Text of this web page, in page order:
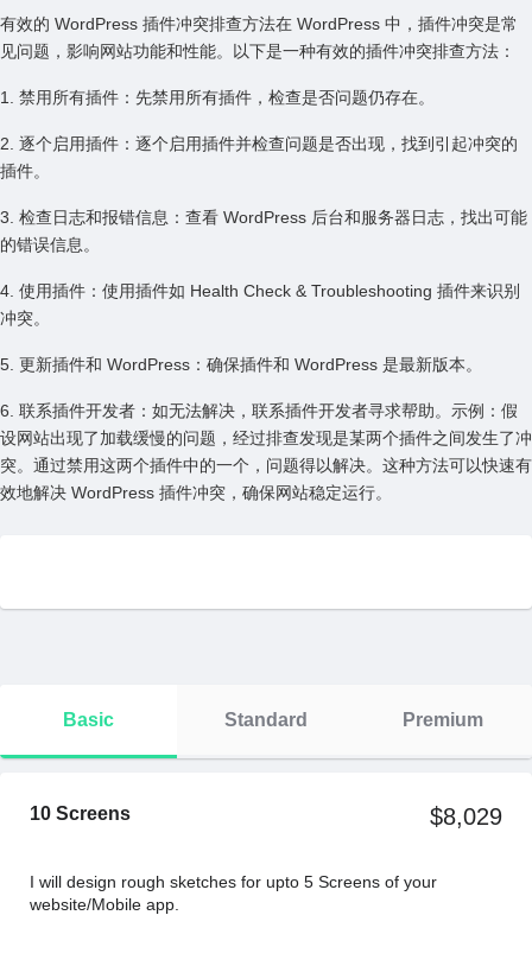
有效的 WordPress 插件冲突排查⽅法在 WordPress 中，插件冲突是常
见问题，影响⽹站功能和性能。以下是⼀种有效的插件冲突排查⽅法：
1. 禁⽤所有插件：先禁⽤所有插件，检查是否问题仍存在。
2. 逐个启⽤插件：逐个启⽤插件并检查问题是否出现，找到引起冲突的
插件。
3. 检查⽇志和报错信息：查看 WordPress 后台和服务器⽇志，找出可能
的错误信息。
4. 使⽤插件：使⽤插件如 Health Check & Troubleshooting 插件来识别
冲突。
5. 更新插件和 WordPress：确保插件和 WordPress 是最新版本。
6. 联系插件开发者：如⽆法解决，联系插件开发者寻求帮助。⽰例：假
设⽹站出现了加载缓慢的问题，经过排查发现是某两个插件之间发⽣了冲
突。通过禁⽤这两个插件中的⼀个，问题得以解决。这种⽅法可以快速有
效地解决 WordPress 插件冲突，确保⽹站稳定运⾏。
Basic Standard Premium
10 Screens $8,029
I will design rough sketches for upto 5 Screens of your
website/Mobile app.